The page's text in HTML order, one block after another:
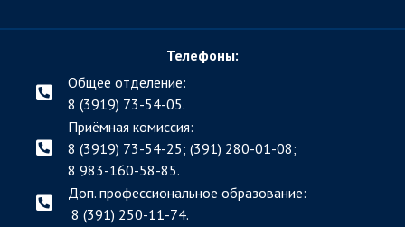
Телефоны:
Общее отделение:
8 (3919) 73-54-05.
Приёмная комиссия:
8 (3919) 73-54-25; (391) 280-01-08;
8 983-160-58-85.
Доп. профессиональное образование:
8 (391) 250-11-74.